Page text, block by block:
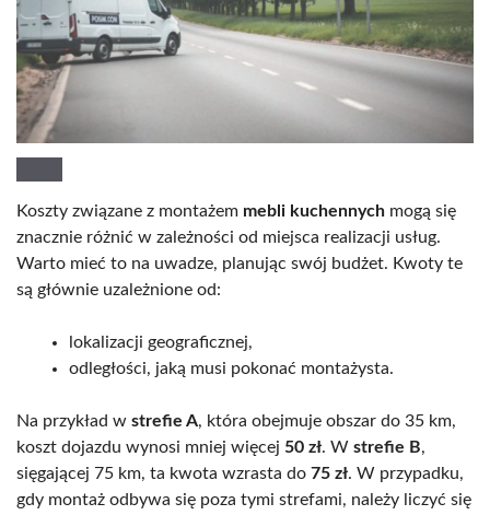
Koszty związane z montażem mebli kuchennych mogą się
znacznie różnić w zależności od miejsca realizacji usług.
Warto mieć to na uwadze, planując swój budżet. Kwoty te
są głównie uzależnione od:
lokalizacji geograficznej,
odległości, jaką musi pokonać montażysta.
Na przykład w strefie A, która obejmuje obszar do 35 km,
koszt dojazdu wynosi mniej więcej 50 zł. W strefie B,
sięgającej 75 km, ta kwota wzrasta do 75 zł. W przypadku,
gdy montaż odbywa się poza tymi strefami, należy liczyć się